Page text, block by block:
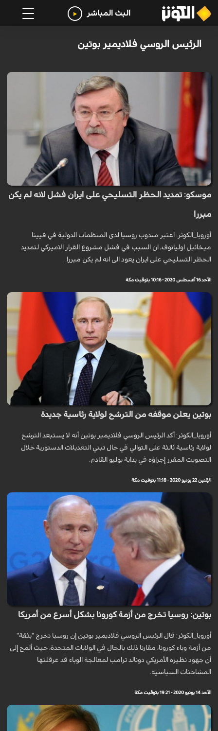
البث المباشر
الرئيس الروسي فلاديمير بوتين
موسكو: تمديد الحظر التسليحي على ايران فشل لانه لم يكن
مبررا
أوروبا_الكوثر: اعتبر مندوب روسيا لدى المنظمات الدولية في فيينا
ميخائيل اوليانوف، ان السبب في فشل مشروع القرار الاميركي لتمديد
الحظر التسليحي على ايران يعود الى انه لم يكن مبررا.
الأحد 16 أغسطس 2020 - 10:16 بتوقيت مكة
بوتين يعلن موقفه من الترشح لولاية رئاسية جديدة
أوروبا_الكوثر: أكد الرئيس الروسي فلاديمير بوتين أنه لا يستبعد الترشح
لولاية رئاسية ثالثة على التوالي في حال تبني التعديلات الدستورية خلال
التصويت المقرر إجراؤه في بداية يوليو القادم.
الإثنين 22 يونيو 2020 - 11:18 بتوقيت مكة
بوتين: روسيا تخرج من أزمة كورونا بشكل أسرع من أمريكا
أوروبا_الكوثر: قال الرئيس الروسي فلاديمير بوتين إن روسيا تخرج "بثقة"
من أزمة وباء كورونا، مقارنا ذلك بالحال في الولايات المتحدة، حيث ألمح إلى
أن جهود نظيره الأمريكي دونالد ترامب لمعالجة الوباء قد عرقلتها
المشاحنات السياسية.
الأحد 14 يونيو 2020 - 19:21 بتوقيت مكة